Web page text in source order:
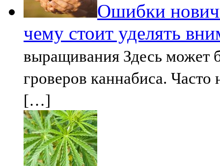
Ошибки
чему стоит уделять
выращивания Здесь
гроверов каннабиса.
[…]